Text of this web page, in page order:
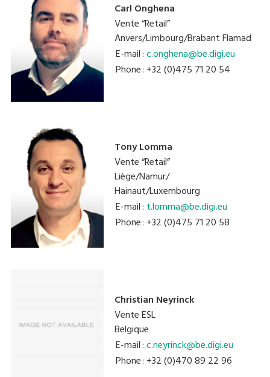
Carl Onghena
Vente “Retail”
Anvers/Limbourg/Brabant Flamad
E-mail:c.onghena@be.digi.eu
Phone: +32 (0)475 71 20 54
Tony Lomma
Vente “Retail”
Liège/Namur/
Hainaut/Luxembourg
E-mail: t.lomma@be.digi.eu
Phone: +32 (0)475 71 20 58
Christian Neyrinck
Vente ESL
Belgique
E-mail:c.neyrinck@be.digi.eu
Phone: +32 (0)470 89 22 96